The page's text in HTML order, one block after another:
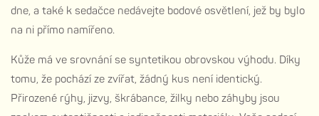
dne, a také k sedačce nedávejte bodové osvětlení, jež by bylo
na ni přímo namířeno.
Kůže má ve srovnání se syntetikou obrovskou výhodu. Díky
tomu, že pochází ze zvířat, žádný kus není identický.
Přirozené rýhy, jizvy, škrábance, žilky nebo záhyby jsou